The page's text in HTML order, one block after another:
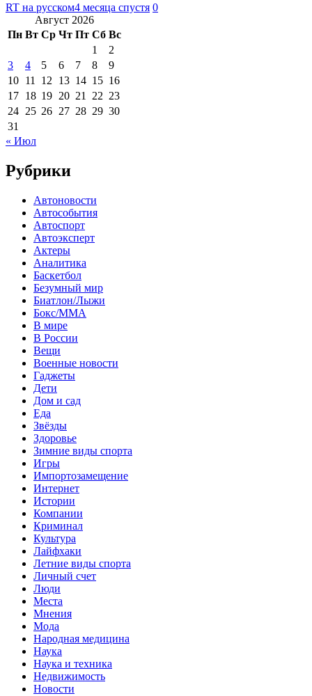
RT на русском4 месяца спустя 0
Август 2026
Пн Вт Ср Чт Пт Сб Вс
1
2
3
4 5 6 7 8
9
10 11 12 13 14 15 16
17 18 19 20 21 22 23
24 25 26 27 28 29 30
31
« Июл
Рубрики
Автоновости
Автособытия
Автоспорт
Автоэксперт
Актеры
Аналитика
Баскетбол
Безумный мир
Биатлон/Лыжи
Бокс/MMA
В мире
В России
Вещи
Военные новости
Гаджеты
Дети
Дом и сад
Еда
Звёзды
Здоровье
Зимние виды спорта
Игры
Импортозамещение
Интернет
Истории
Компании
Криминал
Культура
Лайфхаки
Летние виды спорта
Личный счет
Люди
Места
Мнения
Мода
Народная медицина
Наука
Наука и техника
Недвижимость
Новости